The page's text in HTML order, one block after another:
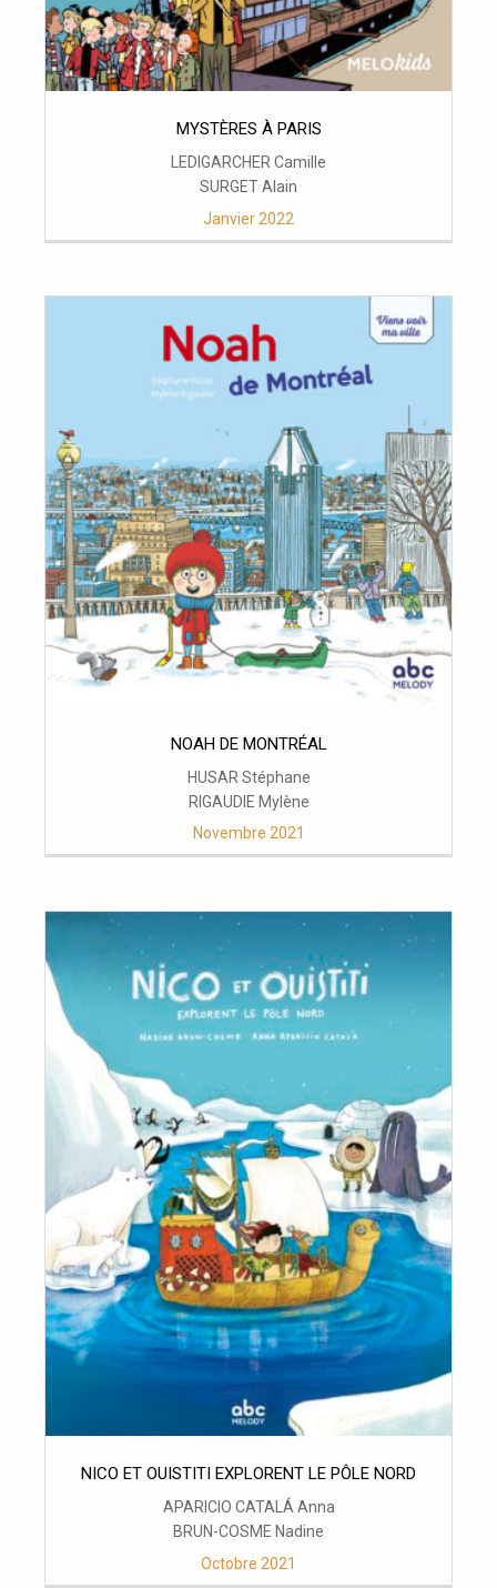
MYSTÈRES À PARIS
LEDIGARCHER Camille
SURGET Alain
Janvier 2022
NOAH DE MONTRÉAL
HUSAR Stéphane
RIGAUDIE Mylène
Novembre 2021
NICO ET OUISTITI EXPLORENT LE PÔLE NORD
APARICIO CATALÁ Anna
BRUN-COSME Nadine
Octobre 2021